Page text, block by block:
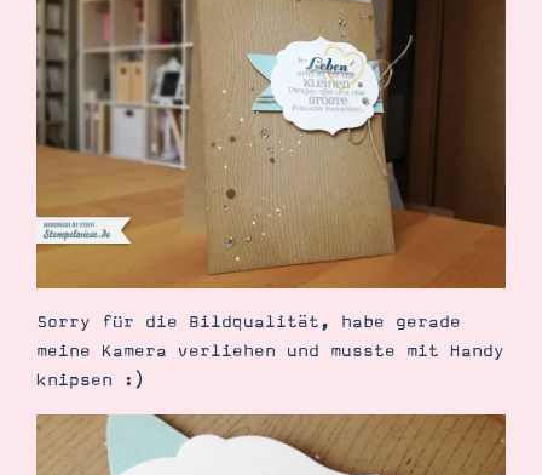
Angebote
Demonstrator werden
Blog
Gutscheine
Produkte erklärt
Über mich
Über Stampin’ Up!
Tipps & Tricks
Ordnungstipps
Sorry für die Bildqualität, habe gerade
meine Kamera verliehen und musste mit Handy
knipsen :)